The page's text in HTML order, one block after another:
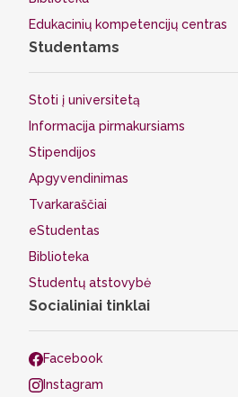
Edukacinių kompetencijų centras
Studentams
Stoti į universitetą
Informacija pirmakursiams
Stipendijos
Apgyvendinimas
Tvarkaraščiai
eStudentas
Biblioteka
Studentų atstovybė
Socialiniai tinklai
Facebook
Instagram